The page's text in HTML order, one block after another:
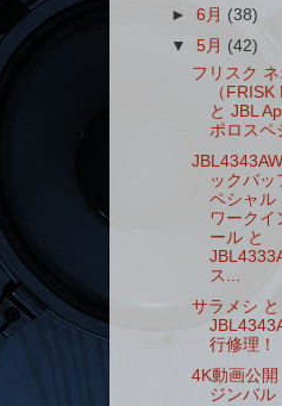
►6月 (38)
▼5月 (42)
フリスク ネ
（FRISK
と JBL
ポロスペ
ックバッ
ペシャル
ワークイ
ール と
ス...
サラメシ と
行修理！
4K動画公開
ジンバル